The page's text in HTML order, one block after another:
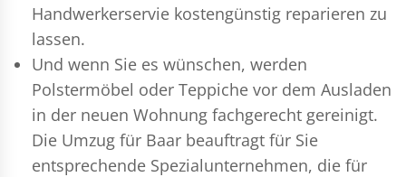
Handwerkerservie kostengünstig reparieren zu
lassen.
Und wenn Sie es wünschen, werden
Polstermöbel oder Teppiche vor dem Ausladen
in der neuen Wohnung fachgerecht gereinigt.
Die Umzug für Baar beauftragt für Sie
entsprechende Spezialunternehmen, die für